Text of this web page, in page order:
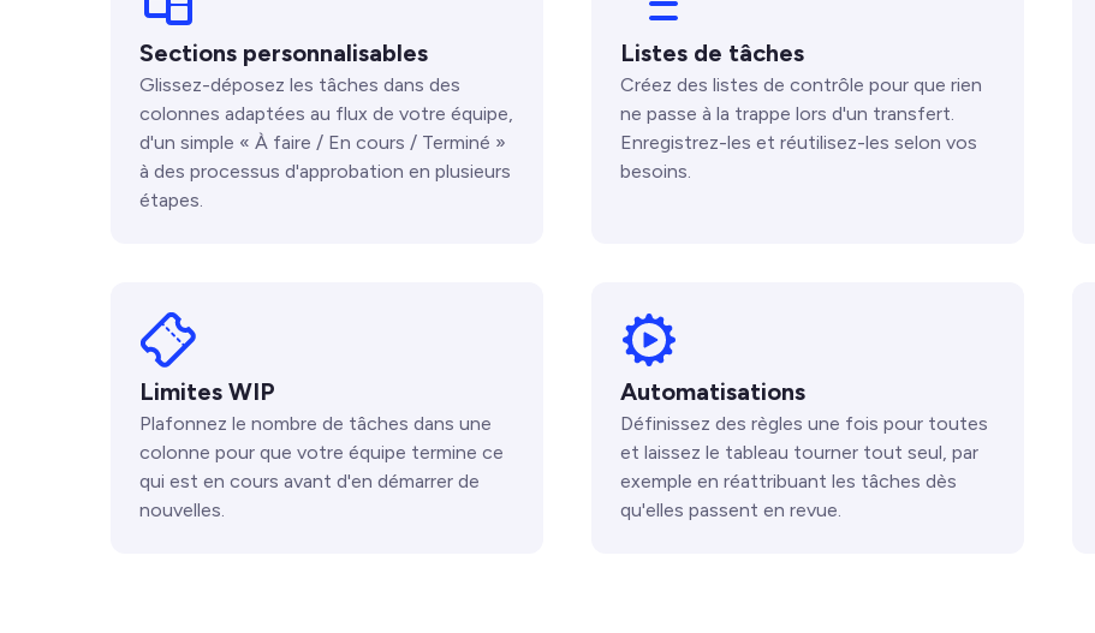
Sections personnalisables
Glissez-déposez les tâches dans des
colonnes adaptées au flux de votre équipe,
d'un simple « À faire / En cours / Terminé »
à des processus d'approbation en plusieurs
étapes.
Listes de tâches
Créez des listes de contrôle pour que rien
ne passe à la trappe lors d'un transfert.
Enregistrez-les et réutilisez-les selon vos
besoins.
Limites WIP
Plafonnez le nombre de tâches dans une
colonne pour que votre équipe termine ce
qui est en cours avant d'en démarrer de
nouvelles.
Automatisations
Définissez des règles une fois pour toutes
et laissez le tableau tourner tout seul, par
exemple en réattribuant les tâches dès
qu'elles passent en revue.